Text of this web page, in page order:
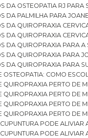
DA OSTEOPATIA RJ PARA
DA PALMILHA PARA
DA QUIROPRAXIA
DA QUIROPRAXIA
DA QUIROPRAXIA PARA A
DA QUIROPRAXIA PARA
DA QUIROPRAXIA PARA
OSTEOPATIA: COMO
QUIROPRAXIA PERTO DE
QUIROPRAXIA PERTO DE
QUIROPRAXIA PERTO DE
QUIROPRAXIA PERTO DE
PODE
PODE